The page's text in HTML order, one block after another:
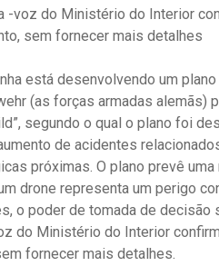
-voz do Ministério do Interior
sem fornecer mais detalhes
está desenvolvendo um
(as forças armadas alemãs)
segundo o qual o plano foi
de acidentes
próximas. O plano prevê
drone representa um perigo
o poder de tomada de
do Ministério do Interior
fornecer mais detalhes.